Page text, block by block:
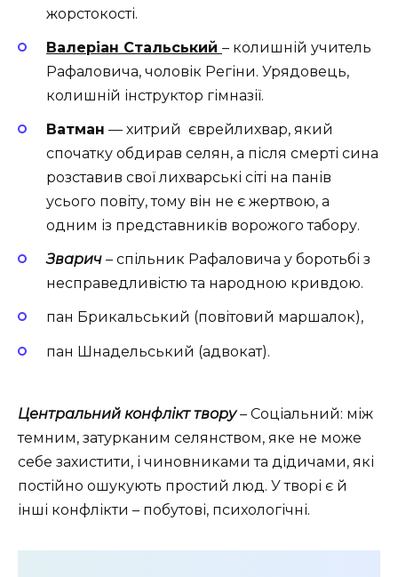
жорстокості.
Валеріан Стальський – колишній учитель
Рафаловича, чоловік Регіни. Урядовець,
колишній інструктор гімназії.
Ватман — хитрий єврейлихвар, який
спочатку обдирав селян, а після смерті сина
розставив свої лихварські сіті на панів
усього повіту, тому він не є жертвою, а
одним із представників ворожого табору.
Зварич – спільник Рафаловича у боротьбі з
несправедливістю та народною кривдою.
пан Брикальський (повітовий маршалок),
пан Шнадельський (адвокат).
Центральний конфлікт твору– Соціальний: між
темним, затурканим селянством, яке не може
себе захистити, і чиновниками та дідичами, які
постійно ошукують простий люд. У творі є й
інші конфлікти – побутові, психологічні.